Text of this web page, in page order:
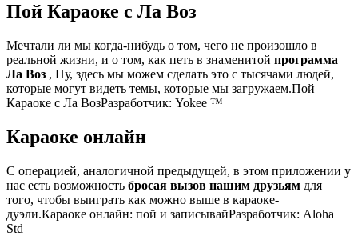
Пой Караоке с Ла Воз
Мечтали ли мы когда-нибудь о том, чего не произошло в
реальной жизни, и о том, как петь в знаменитой программа
Ла Воз , Ну, здесь мы можем сделать это с тысячами людей,
которые могут видеть темы, которые мы загружаем.Пой
Караоке с Ла ВозРазработчик: Yokee ™
Караоке онлайн
С операцией, аналогичной предыдущей, в этом приложении у
нас есть возможность бросая вызов нашим друзьям для
того, чтобы выиграть как можно выше в караоке-
дуэли.Караоке онлайн: пой и записывайРазработчик: Aloha
Std